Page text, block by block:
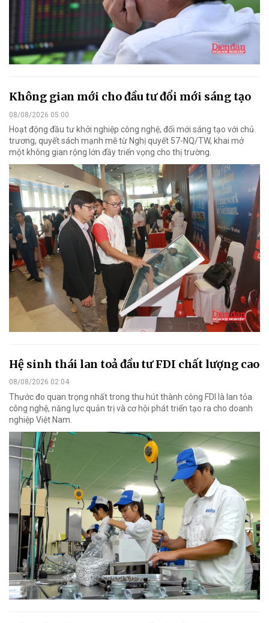
Không gian mới cho đầu tư đổi mới sáng tạo
08/08/2026 05:00
Hoạt động đầu tư khởi nghiệp công nghệ, đổi mới sáng tạo với chủ
trương, quyết sách mạnh mẽ từ Nghị quyết 57-NQ/TW, khai mở
một không gian rộng lớn đầy triển vọng cho thị trường.
Hệ sinh thái lan toả đầu tư FDI chất lượng cao
08/08/2026 02:04
Thước đo quan trọng nhất trong thu hút thành công FDI là lan tỏa
công nghệ, năng lực quản trị và cơ hội phát triển tạo ra cho doanh
nghiệp Việt Nam.